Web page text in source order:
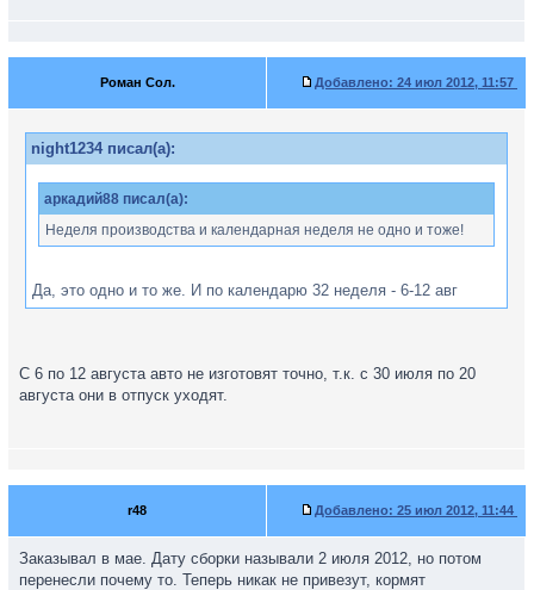
Роман Сол. Добавлено: 24 июл 2012, 11:57
night1234 писал(а):
аркадий88 писал(а):
Неделя производства и календарная неделя не одно и тоже!
Да, это одно и то же. И по календарю 32 неделя - 6-12 авг
С 6 по 12 августа авто не изготовят точно, т.к. с 30 июля по 20
августа они в отпуск уходят.
r48 Добавлено: 25 июл 2012, 11:44
Заказывал в мае. Дату сборки называли 2 июля 2012, но потом
перенесли почему то. Теперь никак не привезут, кормят